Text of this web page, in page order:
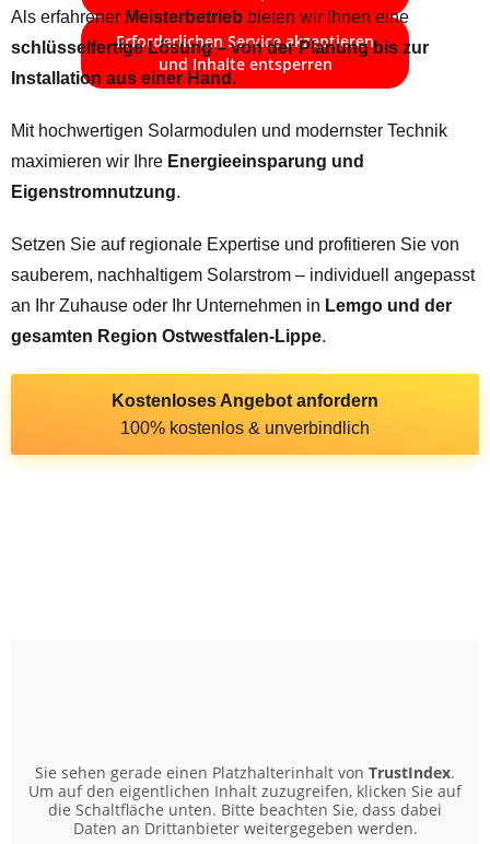
Erforderlichen Service akzeptieren
und Inhalte entsperren
Als erfahrener Meisterbetrieb bieten wir Ihnen eine
schlüsselfertige Lösung – von der Planung bis zur
Installation aus einer Hand .
Mit hochwertigen Solarmodulen und modernster Technik
maximieren wir Ihre Energieeinsparung und
Eigenstromnutzung.
Setzen Sie auf regionale Expertise und profitieren Sie von
sauberem, nachhaltigem Solarstrom – individuell angepasst
an Ihr Zuhause oder Ihr Unternehmen in Lemgo und der
gesamten Region Ostwestfalen-Lippe.
Kostenloses Angebot anfordern
100% kostenlos & unverbindlich
Sie sehen gerade einen Platzhalterinhalt von TrustIndex.
Um auf den eigentlichen Inhalt zuzugreifen, klicken Sie auf
die Schaltfläche unten. Bitte beachten Sie, dass dabei
Daten an Drittanbieter weitergegeben werden.